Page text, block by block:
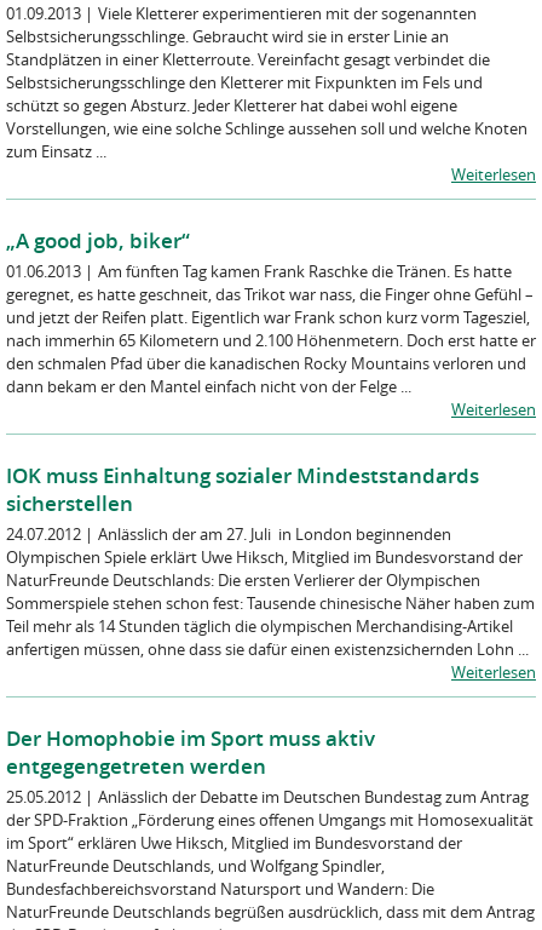
01.09.2013 | Viele Kletterer experimentieren mit der sogenannten
Selbstsicherungsschlinge. Gebraucht wird sie in erster Linie an
Standplätzen in einer Kletterroute. Vereinfacht gesagt verbindet die
Selbstsicherungsschlinge den Kletterer mit Fixpunkten im Fels und
schützt so gegen Absturz. Jeder Kletterer hat dabei wohl eigene
Vorstellungen, wie eine solche Schlinge aussehen soll und welche Knoten
zum Einsatz ...
Weiterlesen
„A good job, biker“
01.06.2013 | Am fünften Tag kamen Frank Raschke die Tränen. Es hatte
geregnet, es hatte geschneit, das Trikot war nass, die Finger ohne Gefühl –
und jetzt der Reifen platt. Eigentlich war Frank schon kurz vorm Tagesziel,
nach immerhin 65 Kilometern und 2.100 Höhenmetern. Doch erst hatte er
den schmalen Pfad über die kanadischen Rocky Mountains verloren und
dann bekam er den Mantel einfach nicht von der Felge ...
Weiterlesen
IOK muss Einhaltung sozialer Mindeststandards
sicherstellen
24.07.2012 | Anlässlich der am 27. Juli in London beginnenden
Olympischen Spiele erklärt Uwe Hiksch, Mitglied im Bundesvorstand der
NaturFreunde Deutschlands: Die ersten Verlierer der Olympischen
Sommerspiele stehen schon fest: Tausende chinesische Näher haben zum
Teil mehr als 14 Stunden täglich die olympischen Merchandising-Artikel
anfertigen müssen, ohne dass sie dafür einen existenzsichernden Lohn ...
Weiterlesen
Der Homophobie im Sport muss aktiv
entgegengetreten werden
25.05.2012 | Anlässlich der Debatte im Deutschen Bundestag zum Antrag
der SPD-Fraktion „Förderung eines offenen Umgangs mit Homosexualität
im Sport“ erklären Uwe Hiksch, Mitglied im Bundesvorstand der
NaturFreunde Deutschlands, und Wolfgang Spindler,
Bundesfachbereichsvorstand Natursport und Wandern: Die
NaturFreunde Deutschlands begrüßen ausdrücklich, dass mit dem Antrag